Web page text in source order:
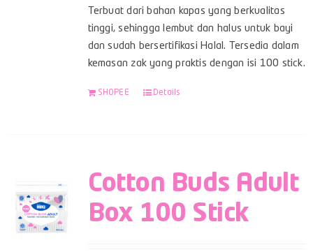
Terbuat dari bahan kapas yang berkualitas
tinggi, sehingga lembut dan halus untuk bayi
dan sudah bersertifikasi Halal. Tersedia dalam
kemasan zak yang praktis dengan isi 100 stick.
SHOPEE Details
Cotton Buds Adult
Box 100 Stick